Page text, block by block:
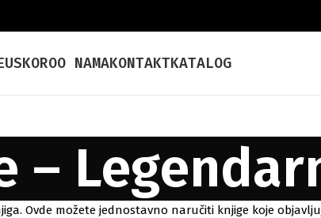
USKOROO NAMAKONTAKTKATALOG
–
Ovde možete jednostavno naručiti knjige koje